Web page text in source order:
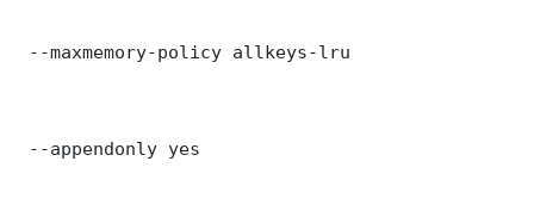
--maxmemory-policy allkeys-lru
--appendonly yes